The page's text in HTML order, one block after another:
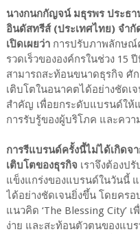
นางกนกกัญจน์ มธุรพร ประธ
อินดัสทรีส์ (ประเทศไทย) จำ
เปิดเผยว่าการปรับภาพลักษณ์
รวดเร็วขององค์กรในช่วง
สามารถสะท้อนขนาดธุรกิจ ศั
เติบโตในอนาคตได้อย่างชัดเ
สำคัญ เพื่อยกระดับแบรนด์ให้
การรับรู้ของผู้บริโภค และคว
การรีแบรนด์ครั้งนี้ไม่ได้เกิด
เติบโตของธุรกิจ เราจึงต้องป
แข็งแกร่งของแบรนด์ในวันนี้
ได้อย่างชัดเจนยิ่งขึ้น โดยคร
แนวคิด ‘The Blessing City’
ง่าย และสะท้อนตัวตนของแบ